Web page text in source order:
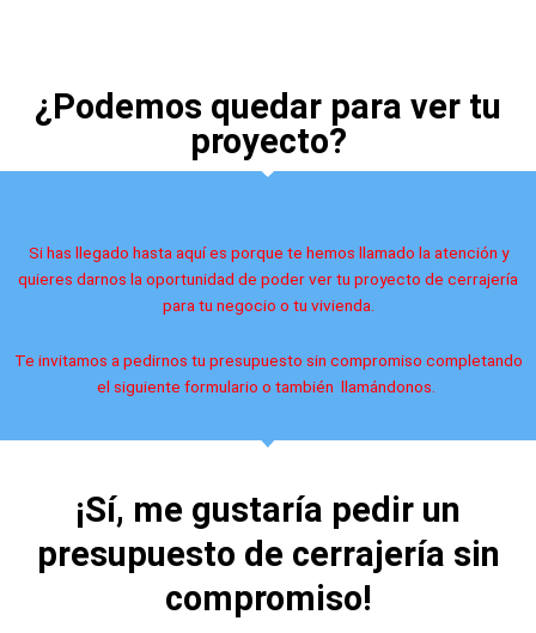
¿Podemos quedar para ver tu
proyecto?
Si has llegado hasta aquí es porque te hemos llamado la atención y
quieres darnos la oportunidad de poder ver tu proyecto de cerrajería
para tu negocio o tu vivienda.
Te invitamos a pedirnos tu presupuesto sin compromiso completando
el siguiente formulario o también llamándonos.
¡Sí, me gustaría pedir un
presupuesto de cerrajería sin
compromiso!